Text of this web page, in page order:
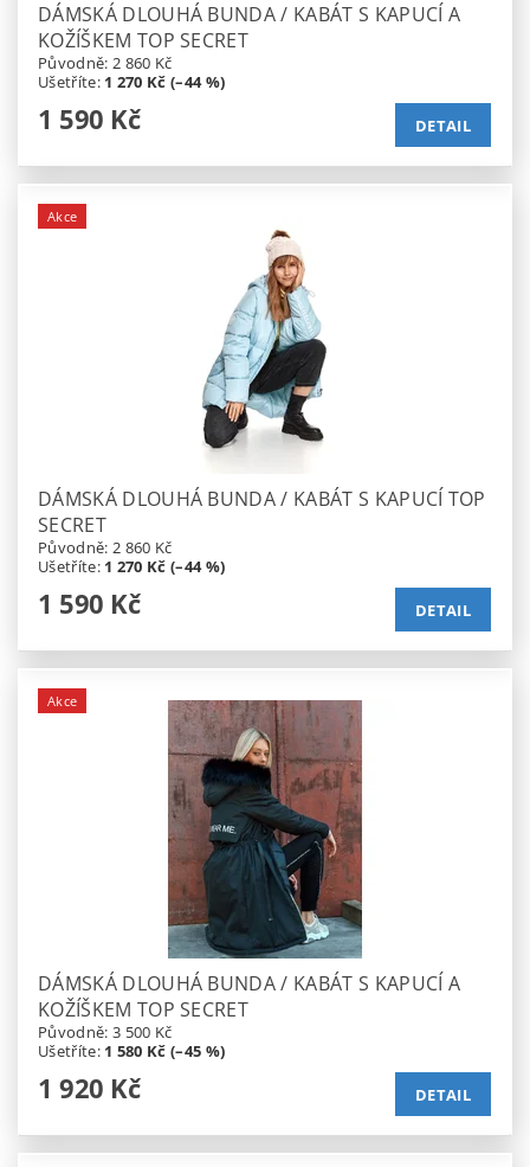
DÁMSKÁ DLOUHÁ BUNDA / KABÁT S KAPUCÍ A
KOŽÍŠKEM TOP SECRET
Původně: 2 860 Kč
Ušetříte: 1 270 Kč (–44 %)
1 590 Kč DETAIL
Akce
DÁMSKÁ DLOUHÁ BUNDA / KABÁT S KAPUCÍ TOP
SECRET
Původně: 2 860 Kč
Ušetříte: 1 270 Kč (–44 %)
1 590 Kč DETAIL
Akce
DÁMSKÁ DLOUHÁ BUNDA / KABÁT S KAPUCÍ A
KOŽÍŠKEM TOP SECRET
Původně: 3 500 Kč
Ušetříte: 1 580 Kč (–45 %)
1 920 Kč DETAIL